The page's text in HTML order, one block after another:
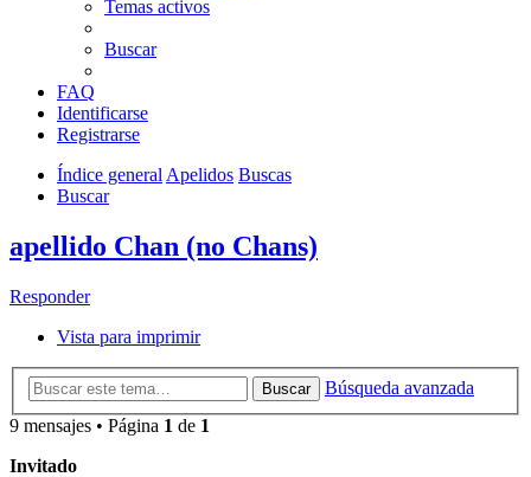
Temas activos
Buscar
FAQ
Identificarse
Registrarse
Índice generalApelidos Buscas
Buscar
apellido Chan (no Chans)
Responder
Vista para imprimir
Buscar
Búsqueda avanzada
9 mensajes • Página 1 de 1
Invitado